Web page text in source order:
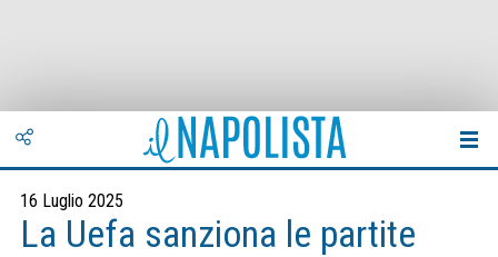
16 Luglio 2025
La Uefa sanziona le partite